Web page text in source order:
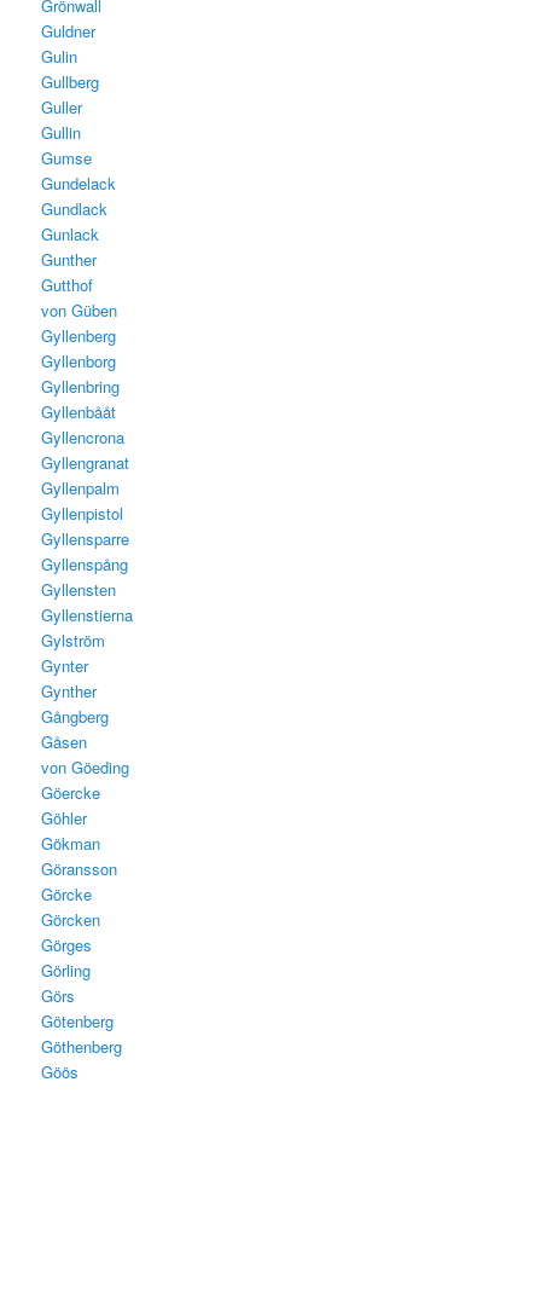
Grönwall
Guldner
Gulin
Gullberg
Guller
Gullin
Gumse
Gundelack
Gundlack
Gunlack
Gunther
Gutthof
von Güben
Gyllenberg
Gyllenborg
Gyllenbring
Gyllenbååt
Gyllencrona
Gyllengranat
Gyllenpalm
Gyllenpistol
Gyllensparre
Gyllenspång
Gyllensten
Gyllenstierna
Gylström
Gynter
Gynther
Gångberg
Gåsen
von Göeding
Göercke
Göhler
Gökman
Göransson
Görcke
Görcken
Görges
Görling
Görs
Götenberg
Göthenberg
Göös